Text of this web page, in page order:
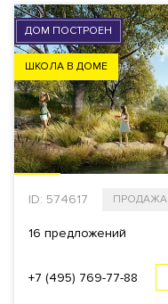
ДОМ ПОСТРОЕН
ШКОЛА В ДОМЕ
ID: 574617 ПРОДАЖА
16 предложений
+7 (495) 769-77-88